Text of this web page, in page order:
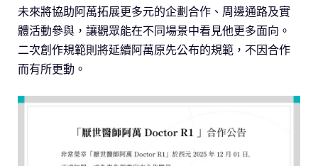
未來將協助阿萬拓展更多元的企劃合作、周邊通路及實
體活動參與，讓觀眾能在不同場景中看見他更多面向。
二次創作規範則將延續阿萬原先公布的規範，不因合作
而有所更動。